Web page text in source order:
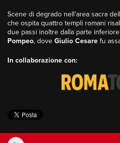
Scene di degrado nell’area sacra
che ospita quattro templi romani
due passi inoltre dalla parte
Pompeo, dove Giulio Cesare fu
In collaborazione con: